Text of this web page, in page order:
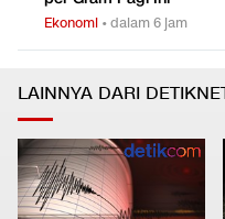
Ekonomi •dalam 6 jam
LAINNYA DARI